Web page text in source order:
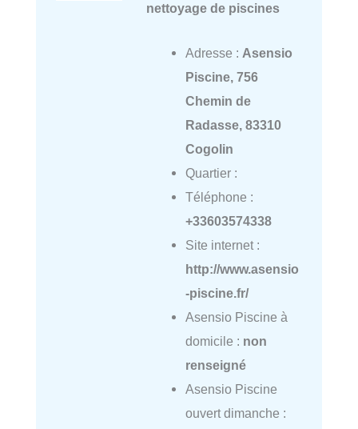
nettoyage de piscines
Adresse : Asensio
Piscine, 756
Chemin de
Radasse, 83310
Cogolin
Quartier :
Téléphone :
+33603574338
Site internet :
http://www.asensio
-piscine.fr/
Asensio Piscine à
domicile : non
renseigné
Asensio Piscine
ouvert dimanche :